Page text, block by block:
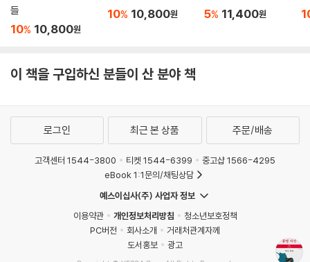
들
10% 10,800원
10% 10,800원 5% 11,400원
이 책을 구입하신 분들이 산 분야 책
로그인 최근 본 상품 주문/배송
고객센터 1544-3800 티켓 1544-6399
중고샵 1566-4295
eBook 1:1문의/채팅상담
예스이십사(주) 사업자 정보
이용약관
개인정보처리방침
청소년보호정책
PC버전
회사소개
거래처관계자께
도서홍보
광고